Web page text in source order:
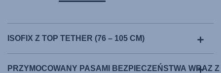
ISOFIX Z TOP TETHER (76 – 105 CM)
PRZYMOCOWANY PASAMI BEZPIECZEŃSTWA WRAZ